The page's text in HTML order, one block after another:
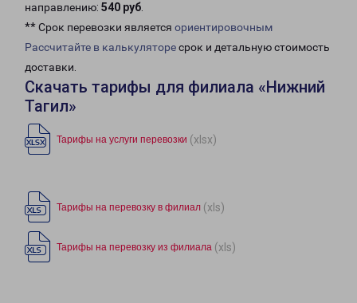
направлению: 540 руб.
** Срок перевозки является ориентировочным
Рассчитайте в калькуляторесрок и детальную стоимость
доставки.
Скачать тарифы для филиала «Нижний
Тагил»
Тарифы на услуги перевозки (xlsx)
Тарифы на перевозку в филиал (xls)
Тарифы на перевозку из филиала (xls)